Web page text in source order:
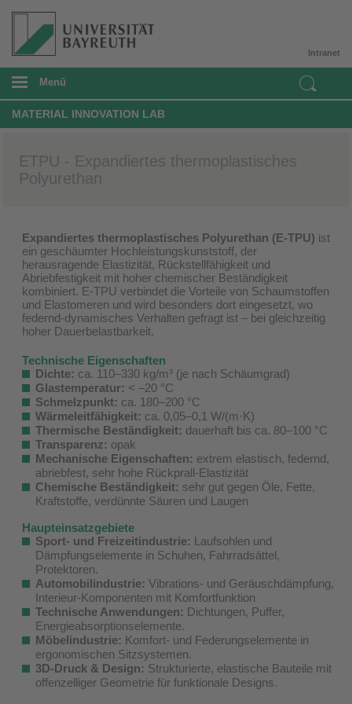
Intranet
Menü
MATERIAL INNOVATION LAB
ETPU - Expandiertes thermoplastisches
Polyurethan
Expandiertes thermoplastisches Polyurethan (E-TPU) ist
ein geschäumter Hochleistungskunststoff, der
herausragende Elastizität, Rückstellfähigkeit und
Abriebfestigkeit mit hoher chemischer Beständigkeit
kombiniert. E-TPU verbindet die Vorteile von Schaumstoffen
und Elastomeren und wird besonders dort eingesetzt, wo
federnd-dynamisches Verhalten gefragt ist – bei gleichzeitig
hoher Dauerbelastbarkeit.
Technische Eigenschaften
Dichte: ca. 110–330 kg/m³ (je nach Schäumgrad)
Glastemperatur: < –20 °C
Schmelzpunkt: ca. 180–200 °C
Wärmeleitfähigkeit: ca. 0,05–0,1 W/(m·K)
Thermische Beständigkeit: dauerhaft bis ca. 80–100 °C
Transparenz: opak
Mechanische Eigenschaften: extrem elastisch, federnd,
abriebfest, sehr hohe Rückprall-Elastizität
Chemische Beständigkeit: sehr gut gegen Öle, Fette,
Kraftstoffe, verdünnte Säuren und Laugen
Haupteinsatzgebiete
Sport- und Freizeitindustrie: Laufsohlen und
Dämpfungselemente in Schuhen, Fahrradsättel,
Protektoren.
Automobilindustrie: Vibrations- und Geräuschdämpfung,
Interieur-Komponenten mit Komfortfunktion
Technische Anwendungen: Dichtungen, Puffer,
Energieabsorptionselemente.
Möbelindustrie: Komfort- und Federungselemente in
ergonomischen Sitzsystemen.
3D-Druck & Design: Strukturierte, elastische Bauteile mit
offenzelliger Geometrie für funktionale Designs.